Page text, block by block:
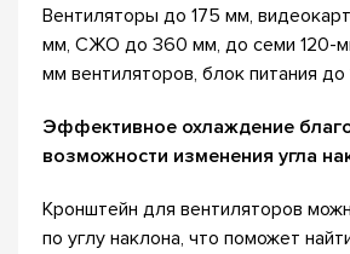
Вентиляторы до 175 мм,
мм, СЖО до 360 мм, до семи 120-
мм вентиляторов, блок питания
Эффективное охлаждение
возможности изменения угла
Кронштейн для вентиляторов
по углу наклона, что поможет